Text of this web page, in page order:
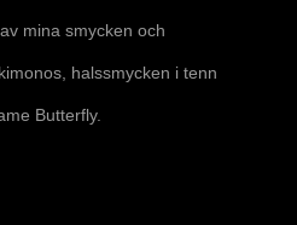
mina smycken och
halssmycken i tenn
Butterfly.